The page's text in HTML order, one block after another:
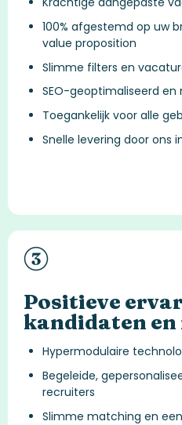
100% afgestemd op uw
value proposition
Slimme filters en
SEO-geoptimaliseerd en
Toegankelijk voor alle
Snelle levering door ons
Positieve
kandidaten
Hypermodulaire
Begeleide,
recruiters
Slimme matching en